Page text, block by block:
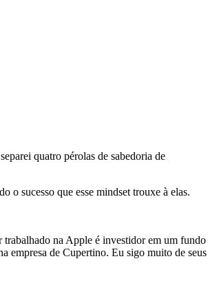
quatro pérolas de sabedoria de
o sucesso que esse mindset trouxe à elas.
na Apple é investidor em um fundo
empresa de Cupertino. Eu sigo muito de seus